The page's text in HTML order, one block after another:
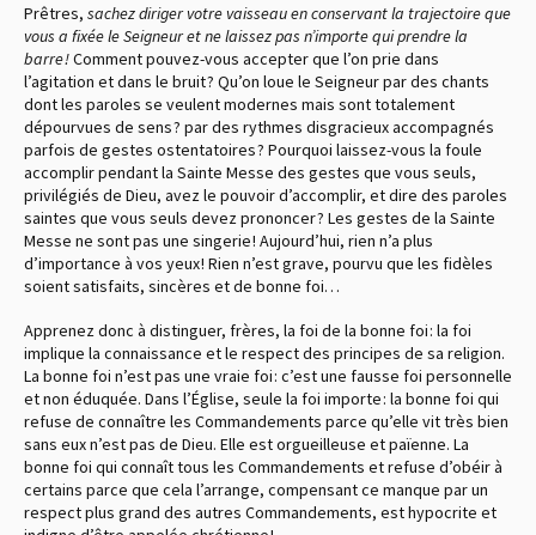
Prêtres, sachez diriger votre vaisseau en conservant la trajectoire que
vous a fixée le Seigneur et ne laissez pas n’importe qui prendre la
barre !Comment pouvez-vous accepter que l’on prie dans
l’agitation et dans le bruit ? Qu’on loue le Seigneur par des chants
dont les paroles se veulent modernes mais sont totalement
dépourvues de sens ? par des rythmes disgracieux accompagnés
parfois de gestes ostentatoires ? Pourquoi laissez-vous la foule
accomplir pendant la Sainte Messe des gestes que vous seuls,
privilégiés de Dieu, avez le pouvoir d’accomplir, et dire des paroles
saintes que vous seuls devez prononcer ? Les gestes de la Sainte
Messe ne sont pas une singerie ! Aujourd’hui, rien n’a plus
d’importance à vos yeux ! Rien n’est grave, pourvu que les fidèles
soient satisfaits, sincères et de bonne foi…
Apprenez donc à distinguer, frères, la foi de la bonne foi : la foi
implique la connaissance et le respect des principes de sa religion.
La bonne foi n’est pas une vraie foi : c’est une fausse foi personnelle
et non éduquée. Dans l’Église, seule la foi importe : la bonne foi qui
refuse de connaître les Commandements parce qu’elle vit très bien
sans eux n’est pas de Dieu. Elle est orgueilleuse et païenne. La
bonne foi qui connaît tous les Commandements et refuse d’obéir à
certains parce que cela l’arrange, compensant ce manque par un
respect plus grand des autres Commandements, est hypocrite et